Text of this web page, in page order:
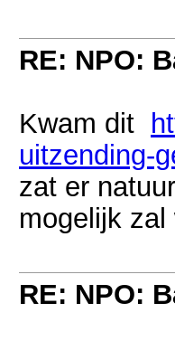
RE: NPO:
Kwam dit
uitzending-
zat er
mogelijk
RE: NPO: